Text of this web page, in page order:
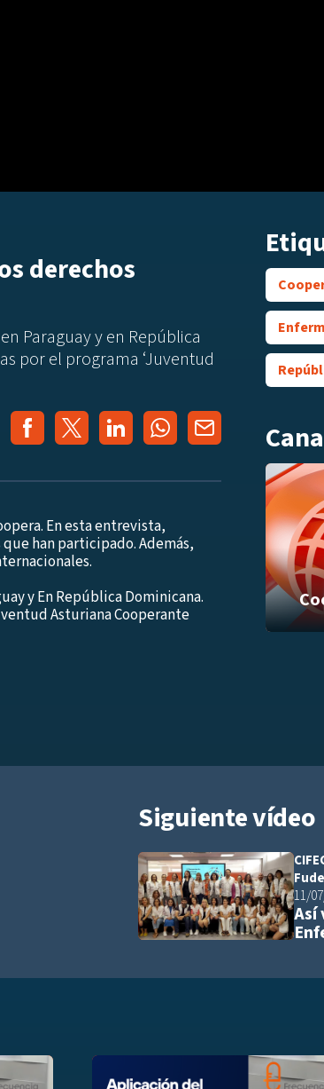
derechos
Paraguay y en República
por el programa ‘Juventud
En esta entrevista,
han participado. Además,
y En República Dominicana.
Asturiana Cooperante
Siguiente vídeo
11/
Así
Añadir a playlist